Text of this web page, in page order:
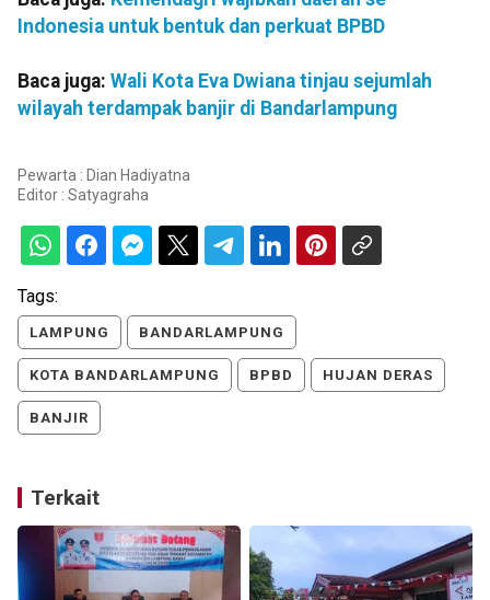
Indonesia untuk bentuk dan perkuat BPBD
Baca juga: Wali Kota Eva Dwiana tinjau sejumlah
wilayah terdampak banjir di Bandarlampung
Pewarta : Dian Hadiyatna
Editor : Satyagraha
Tags:
LAMPUNG BANDARLAMPUNG
KOTA BANDARLAMPUNG BPBD HUJAN DERAS
BANJIR
Terkait